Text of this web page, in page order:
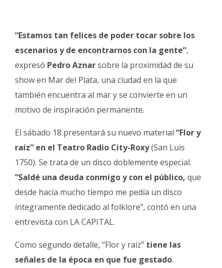
“Estamos tan felices de poder tocar sobre los
escenarios y de encontrarnos con la gente”,
expresó Pedro Aznarsobre la proximidad de su
show en Mar del Plata, una ciudad en la que
también encuentra al mar y se convierte en un
motivo de inspiración permanente.
El sábado 18 presentará su nuevo material “Flor y
raíz” en el Teatro Radio City-Roxy(San Luis
1750). Se trata de un disco doblemente especial.
“Saldé una deuda conmigo y con el público, que
desde hacía mucho tiempo me pedía un disco
íntegramente dedicado al folklore”, contó en una
entrevista con LA CAPITAL.
Como segundo detalle, “Flor y raíz” tiene las
señales de la época en que fue gestado.